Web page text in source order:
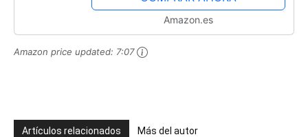
Amazon.es
Amazon price updated: 7:07
Artículos relacionados Más del autor